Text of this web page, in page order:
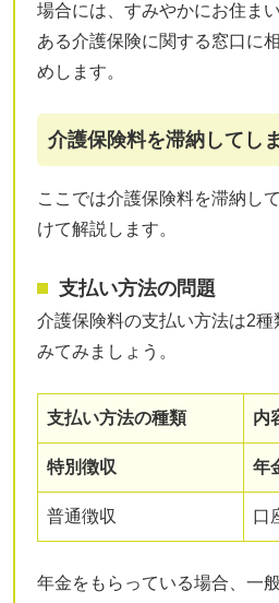
場合には、すみやかにお住ま
ある介護保険に関する窓口に
めします。
介護保険料を滞納してし
ここでは介護保険料を滞納し
けて解説します。
支払い方法の問題
介護保険料の支払い方法は2種
みてみましょう。
支払い方法の種類 内
特別徴収 年
普通徴収 口
年金をもらっている場合、一